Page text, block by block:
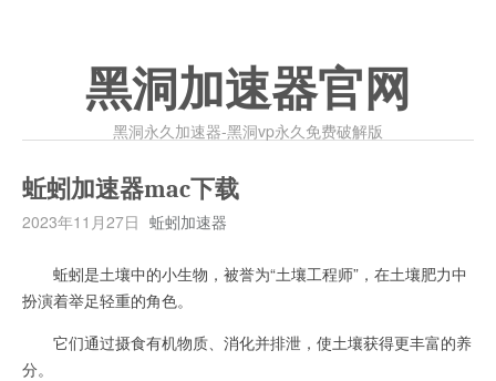
黑洞加速器官网
黑洞永久加速器-黑洞vp永久免费破解版
蚯蚓加速器mac下载
2023年11月27日 蚯蚓加速器
蚯蚓是土壤中的小生物，被誉为“土壤工程师”，在土壤肥力中
扮演着举足轻重的角色。
它们通过摄食有机物质、消化并排泄，使土壤获得更丰富的养
分。